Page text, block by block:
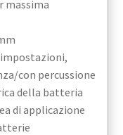
con percussione
della batteria
di applicazione